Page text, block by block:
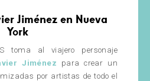
Jiménez en Nueva
York
toma al viajero personaje
Jiménez para crear un
por artistas de todo el